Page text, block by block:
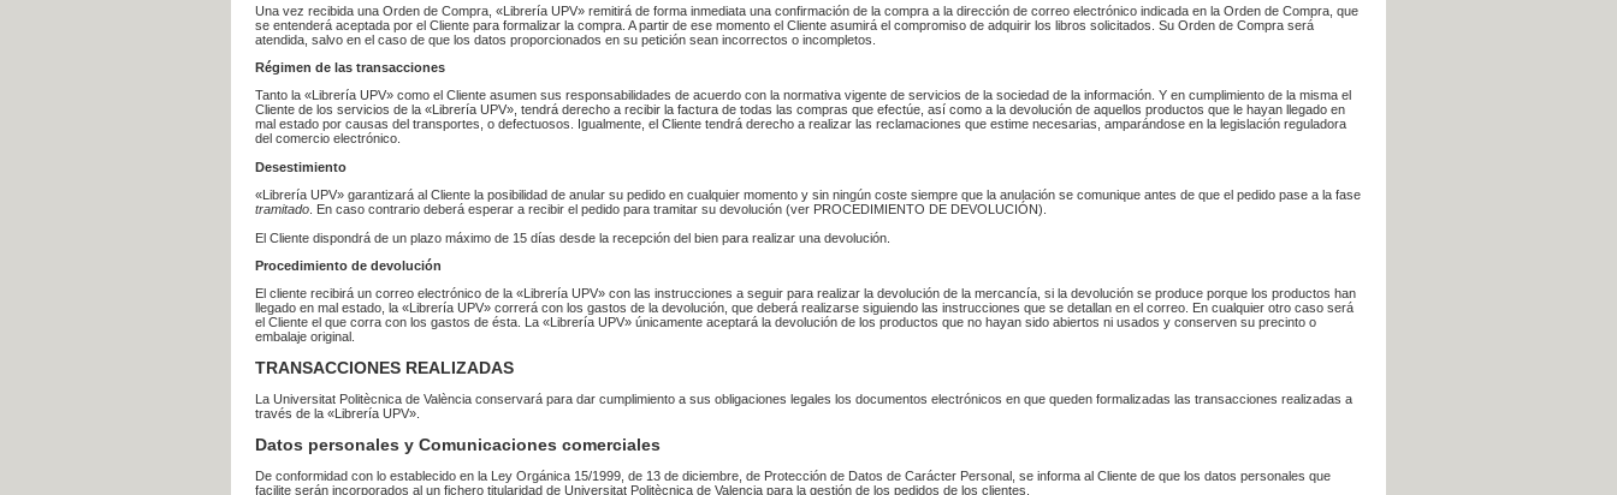
Una vez recibida una Orden de Compra, «Librería UPV» remitirá de forma inmediata una confirmación de la compra a la dirección de correo electrónico indicada en la Orden de Compra, que
se entenderá aceptada por el Cliente para formalizar la compra. A partir de ese momento el Cliente asumirá el compromiso de adquirir los libros solicitados. Su Orden de Compra será
atendida, salvo en el caso de que los datos proporcionados en su petición sean incorrectos o incompletos.
Régimen de las transacciones
Tanto la «Librería UPV» como el Cliente asumen sus responsabilidades de acuerdo con la normativa vigente de servicios de la sociedad de la información. Y en cumplimiento de la misma el
Cliente de los servicios de la «Librería UPV», tendrá derecho a recibir la factura de todas las compras que efectúe, así como a la devolución de aquellos productos que le hayan llegado en
mal estado por causas del transportes, o defectuosos. Igualmente, el Cliente tendrá derecho a realizar las reclamaciones que estime necesarias, amparándose en la legislación reguladora
del comercio electrónico.
Desestimiento
«Librería UPV» garantizará al Cliente la posibilidad de anular su pedido en cualquier momento y sin ningún coste siempre que la anulación se comunique antes de que el pedido pase a la fase
tramitado . En caso contrario deberá esperar a recibir el pedido para tramitar su devolución (ver PROCEDIMIENTO DE DEVOLUCIÓN).
El Cliente dispondrá de un plazo máximo de 15 días desde la recepción del bien para realizar una devolución.
Procedimiento de devolución
El cliente recibirá un correo electrónico de la «Librería UPV» con las instrucciones a seguir para realizar la devolución de la mercancía, si la devolución se produce porque los productos han
llegado en mal estado, la «Librería UPV» correrá con los gastos de la devolución, que deberá realizarse siguiendo las instrucciones que se detallan en el correo. En cualquier otro caso será
el Cliente el que corra con los gastos de ésta. La «Librería UPV» únicamente aceptará la devolución de los productos que no hayan sido abiertos ni usados y conserven su precinto o
embalaje original.
TRANSACCIONES REALIZADAS
La Universitat Politècnica de València conservará para dar cumplimiento a sus obligaciones legales los documentos electrónicos en que queden formalizadas las transacciones realizadas a
través de la «Librería UPV».
Datos personales y Comunicaciones comerciales
De conformidad con lo establecido en la Ley Orgánica 15/1999, de 13 de diciembre, de Protección de Datos de Carácter Personal, se informa al Cliente de que los datos personales que
facilite serán incorporados al un fichero titularidad de Universitat Politècnica de Valencia para la gestión de los pedidos de los clientes.